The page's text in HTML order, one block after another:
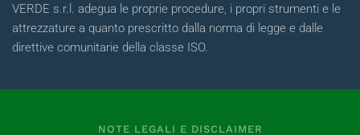
VERDE s.r.l. adegua le proprie procedure, i propri strumenti e le
attrezzature a quanto prescritto dalla norma di legge e dalle
direttive comunitarie della classe ISO.
NOTE LEGALI E DISCLAIMER